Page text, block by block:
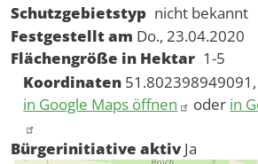
Schutzgebietstyp nicht bekannt
Festgestellt am Do., 23.04.2020
Flächengröße in Hektar 1-5
Koordinaten
in Google Maps öffnen
oder in
Bürgerinitiative aktiv Ja